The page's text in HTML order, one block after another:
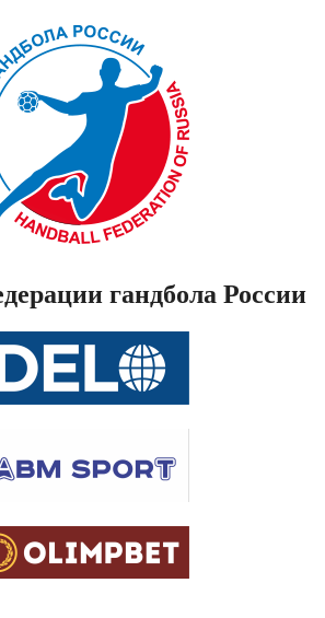
гандбола России